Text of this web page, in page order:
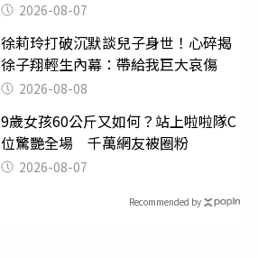
2026-08-07
徐莉玲打破沉默談兒子身世！心碎揭
徐子翔輕生內幕：帶給我巨大哀傷
2026-08-08
9歲女孩60公斤又如何？站上啦啦隊C
位驚艷全場 千萬網友被圈粉
2026-08-07
Recommended by